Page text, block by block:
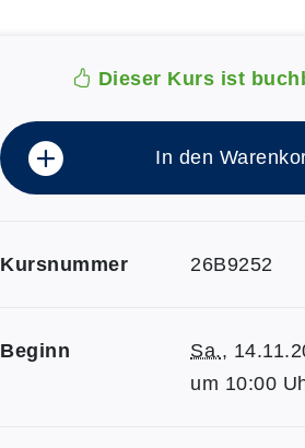
Dieser Kurs ist
In den
Kursnummer 26B9252
Beginn Sa.,
um 10:00